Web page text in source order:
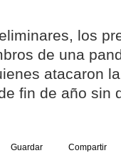
los
de una
atacaron
fin de año sin
Guardar Compartir